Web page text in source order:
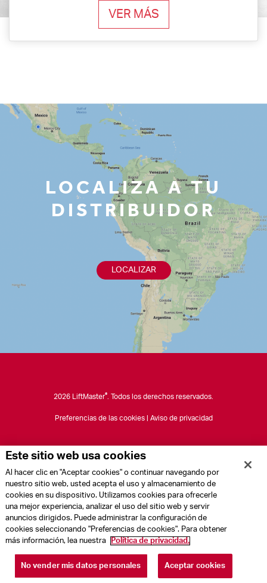
VER MÁS
LOCALIZA A TU
DISTRIBUIDOR
LOCALIZAR
2026 LiftMaster® . Todos los derechos reservados.
Preferencias de las cookies| Aviso de privacidad
Este sitio web usa cookies
Al hacer clic en "Aceptar cookies" o continuar navegando por
nuestro sitio web, usted acepta el uso y almacenamiento de
cookies en su dispositivo. Utilizamos cookies para ofrecerle
una mejor experiencia, analizar el uso del sitio web y servir
anuncios dirigidos. Puede administrar la configuración de
cookies seleccionando "Preferencias de cookies". Para obtener
más información, lea nuestra
Política de privacidad.
No vender mis datos personales Aceptar cookies